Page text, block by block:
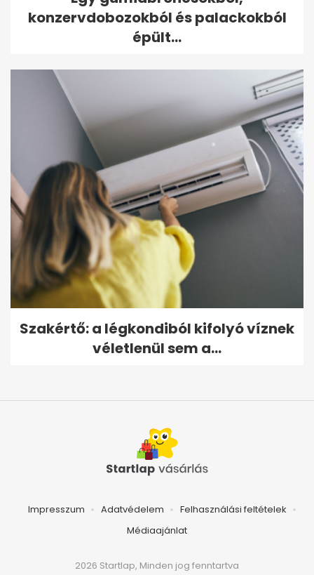
konzervdobozokból és palackokból
épült...
Szakértő: a légkondiból kifolyó víznek
véletlenül sem a...
Impresszum Adatvédelem
Felhasználási feltételek
Médiaajánlat
2026 Startlap, Minden jog fenntartva